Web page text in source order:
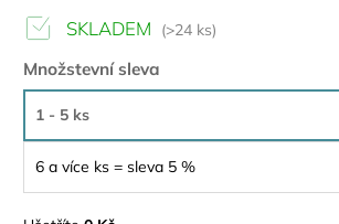
SKLADEM (>24 ks)
Množstevní sleva
1 - 5 ks
6 a více ks = sleva 5 %